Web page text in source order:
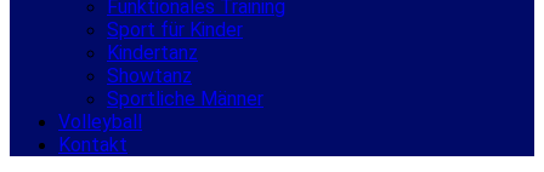
Funktionales Training
Sport für Kinder
Kindertanz
Showtanz
Sportliche Männer
Volleyball
Kontakt